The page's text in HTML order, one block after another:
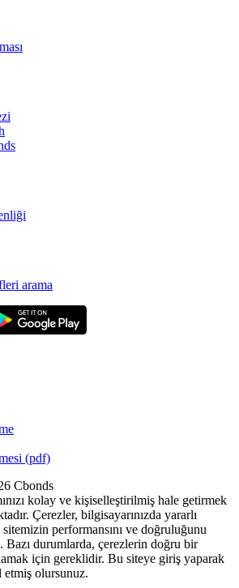
arama
(pdf)
Cbonds
kolay ve kişiselleştirilmiş hale getirmek
Çerezler, bilgisayarınızda yararlı
performansını ve doğruluğunu
durumlarda, çerezlerin doğru bir
için gereklidir. Bu siteye giriş yaparak
etmiş olursunuz.